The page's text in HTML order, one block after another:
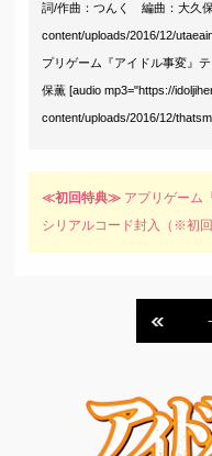
詞/作曲：つんく 編曲：大久
content/uploads/2016/12/
プリゲーム『アイドル事変』
保薫 [audio mp3="https://
content/uploads/2016/12/
≪初回特典≫アプリゲーム
シリアルコード封入（※初回